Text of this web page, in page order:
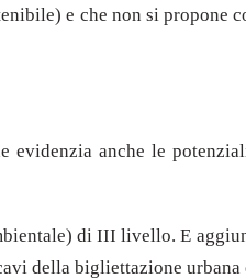
e che non si propone
evidenzia anche le
di III livello. E
della bigliettazione urbana